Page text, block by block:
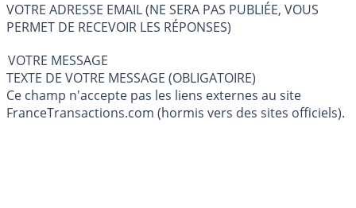
VOTRE ADRESSE EMAIL (NE SERA PAS PUBLIÉE, VOUS
PERMET DE RECEVOIR LES RÉPONSES)
VOTRE MESSAGE
TEXTE DE VOTRE MESSAGE (OBLIGATOIRE)
Ce champ n'accepte pas les liens externes au site
FranceTransactions.com (hormis vers des sites officiels).